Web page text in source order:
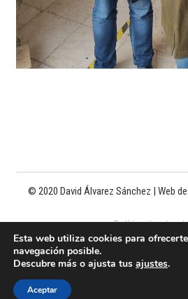
© 2020 David Álvarez Sánchez | Web
Política de
Esta web utiliza cookies para
navegación posible.
Descubre más o ajusta tus ajustes.
Aceptar